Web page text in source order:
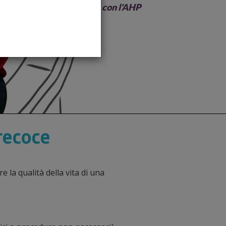
–Valentina, convive con l'AHP
la qualità della vita di una